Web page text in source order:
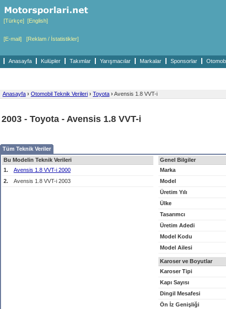
[Türkçe] [English]
[E-mail] [Reklam / İstatistikler]
Anasayfa Kulüpler Takımlar Yarışmacılar Markalar Sponsorlar
Anasayfa › Otomobil Teknik Verileri › Toyota › Avensis 1.8 VVT-i
2003 - Toyota - Avensis 1.8 VVT-i
Tüm Teknik Veriler
Bu Modelin Teknik Verileri
1.
Avensis 1.8 VVT-i 2000
2.
Avensis 1.8 VVT-i 2003
Genel Bilgiler
Marka
Model
Üretim Yılı
Ülke
Tasarımcı
Üretim Adedi
Model Kodu
Model Ailesi
Karoser ve Boyutlar
Karoser Tipi
Kapı Sayısı
Dingil Mesafesi
Ön İz Genişliği